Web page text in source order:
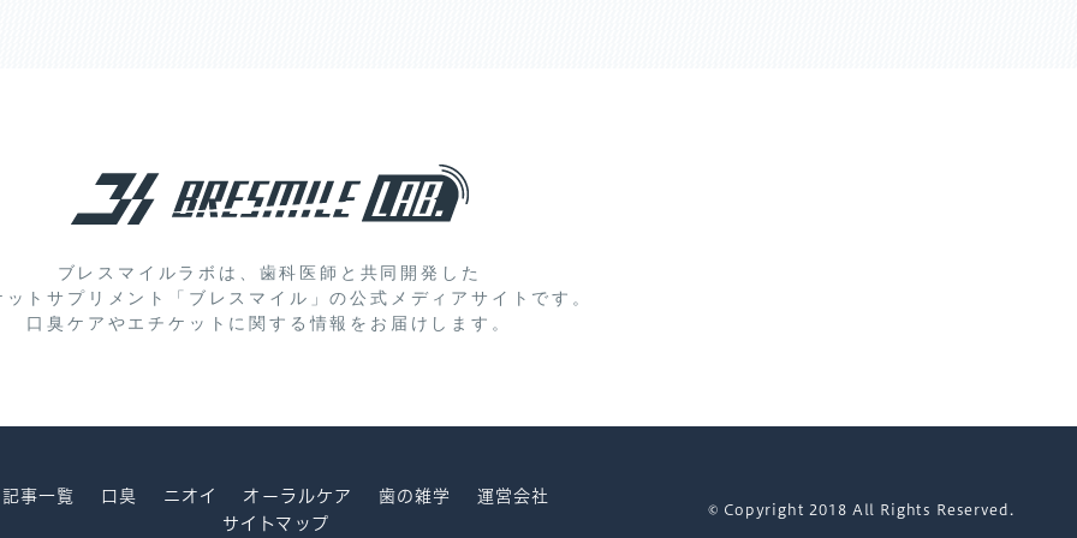
ブレスマイルラボは、歯科医師と共同開発した
ットサプリメント「ブレスマイル」の公式メディアサイトです。
口臭ケアやエチケットに関する情報をお届けします。
記事一覧 口臭 ニオイ オーラルケア 歯の雑学
運営会社
サイトマップ
© Copyright 2018 All Rights Reserved.